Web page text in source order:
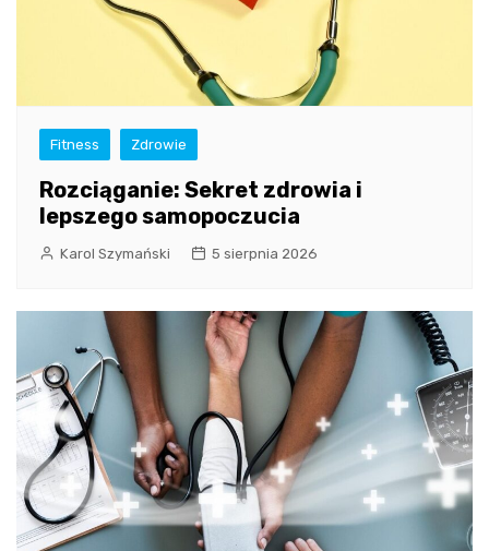
Fitness Zdrowie
Rozciąganie: Sekret zdrowia i
lepszego samopoczucia
Karol Szymański 5 sierpnia 2026